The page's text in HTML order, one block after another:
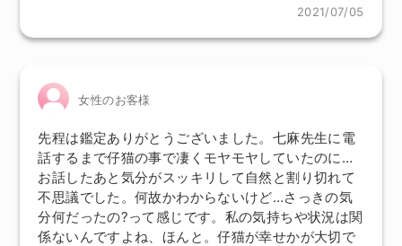
2021/07/05
女性のお客様
先程は鑑定ありがとうございました。七麻先生に電
話するまで仔猫の事で凄くモヤモヤしていたのに…
お話したあと気分がスッキリして自然と割り切れて
不思議でした。何故かわからないけど…さっきの気
分何だったの?って感じです。私の気持ちや状況は関
係ないんですよね、ほんと。仔猫が幸せかが大切で